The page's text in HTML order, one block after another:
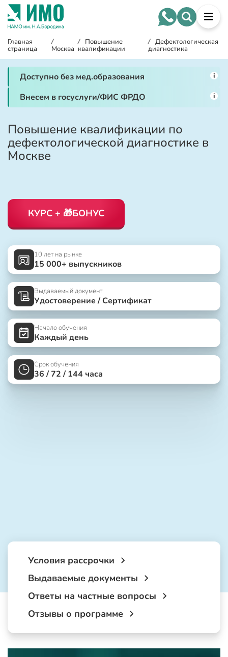
Главная
страница
/
Москва
/ Повышение
квалификации
/ Дефектологическая
диагностика
Доступно без мед.образования i
Внесем в госуслуги/ФИС ФРДО i
Повышение квалификации по
дефектологической диагностике в
Москве
КУРС + 🎁БОНУС
10 лет на рынке
15 000+ выпускников
Выдаваемый документ
Удостоверение / Сертификат
Начало обучения
Каждый день
Срок обучения
36 / 72 / 144 часа
Условия рассрочки
Выдаваемые документы
Ответы на частные вопросы
Отзывы о программе